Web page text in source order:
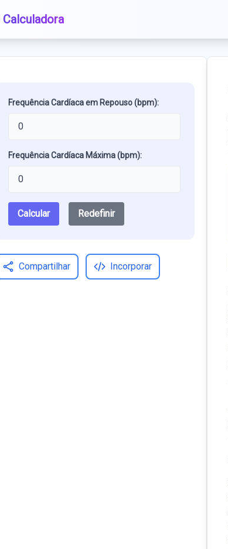
Calculadora
Frequência Cardíaca em Repouso (bpm):
Frequência Cardíaca Máxima (bpm):
Calcular Redefinir
Compartilhar Incorporar